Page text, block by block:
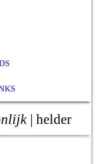
| helder